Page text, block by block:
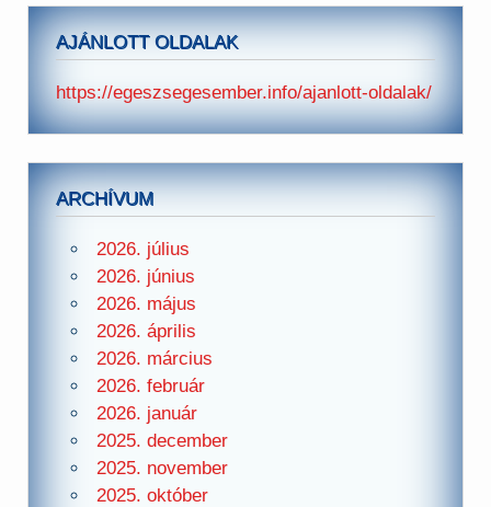
AJÁNLOTT OLDALAK
https://egeszsegesember.info/ajanlott-oldalak/
ARCHÍVUM
2026. július
2026. június
2026. május
2026. április
2026. március
2026. február
2026. január
2025. december
2025. november
2025. október